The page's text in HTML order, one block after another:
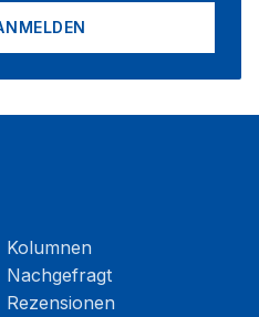
Kolumnen
Nachgefragt
Rezensionen